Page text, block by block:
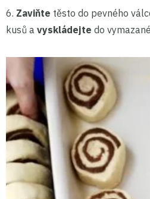
6. Zaviňte těsto do pevného
kusů a vyskládejte do